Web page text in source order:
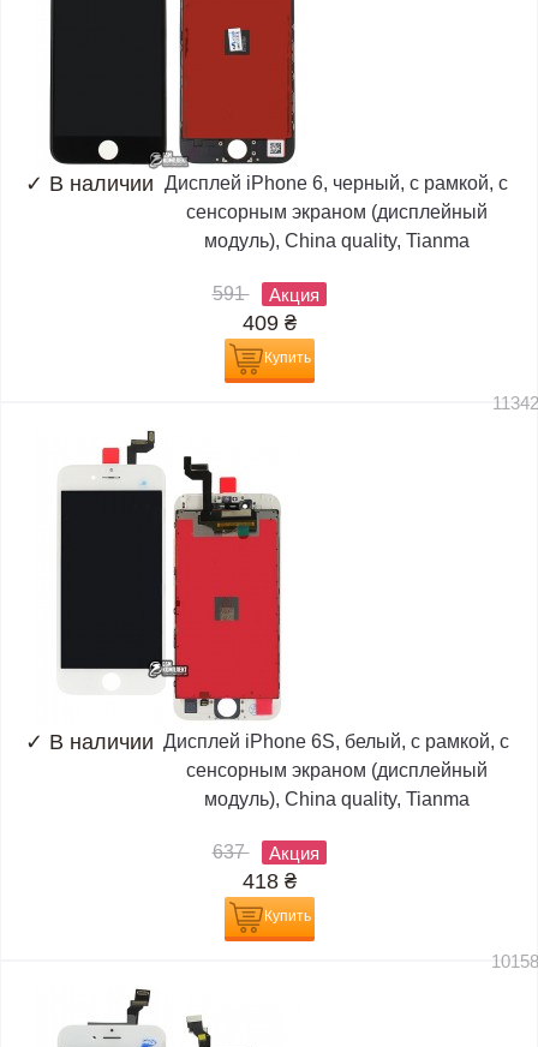
✓ В наличии Дисплей iPhone 6, черный, с рамкой, с
сенсорным экраном (дисплейный
модуль), China quality, Tianma
591 Акция
409 ₴
Купить
✓ В наличии Дисплей iPhone 6S, белый, с рамкой, с
сенсорным экраном (дисплейный
модуль), China quality, Tianma
637 Акция
418 ₴
Купить